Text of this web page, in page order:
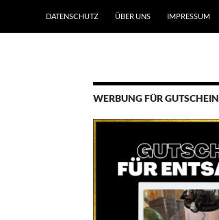
DATENSCHUTZ ÜBER UNS IMPRESSUM
WERBUNG FÜR GUTSCHEIN